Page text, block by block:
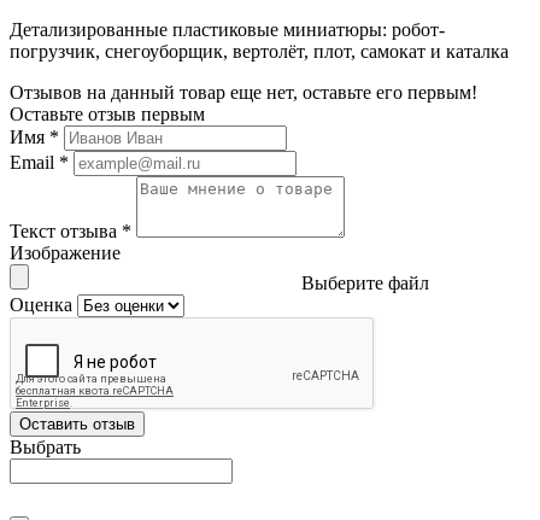
Детализированные пластиковые миниатюры: робот-
погрузчик, снегоуборщик, вертолёт, плот, самокат и каталка
Отзывов на данный товар еще нет, оставьте его первым!
Оставьте отзыв первым
Имя *
Email *
Текст отзыва *
Изображение
Выберите файл
Оценка
Оставить отзыв
Выбрать